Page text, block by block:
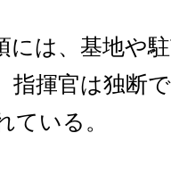
には、基地や
指揮官は独断
ている。